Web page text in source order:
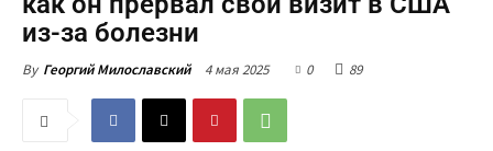
из-за болезни
By Георгий Милославский 4 мая 2025 0 89